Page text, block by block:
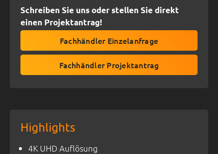
Schreiben Sie uns oder stellen Sie direkt
einen Projektantrag!
Fachhändler Einzelanfrage
Fachhändler Projektantrag
Highlights
4K UHD Auflösung